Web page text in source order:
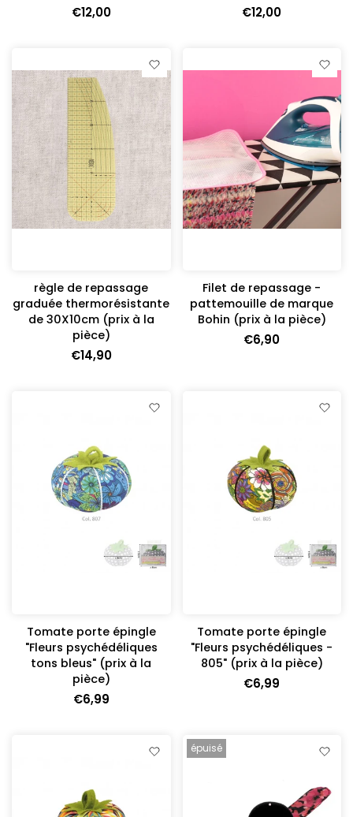
€12,00 €12,00
règle de repassage
graduée thermorésistante
de 30X10cm (prix à la
pièce)
€14,90
Filet de repassage -
pattemouille de marque
Bohin (prix à la pièce)
€6,90
Tomate porte épingle
"Fleurs psychédéliques
tons bleus" (prix à la
pièce)
€6,99
Tomate porte épingle
"Fleurs psychédéliques -
805" (prix à la pièce)
€6,99
épuisé